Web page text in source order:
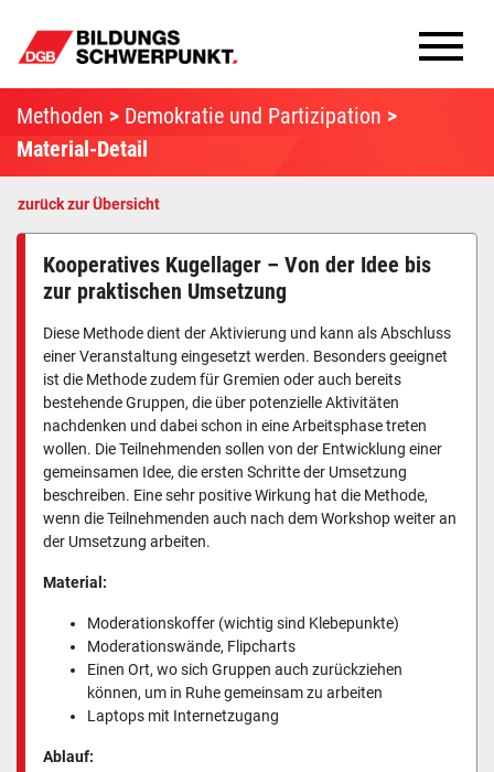
Bildungsschwerpunkte
Infomaterial
Methoden
Aktuelles
Methoden
Demokratie und Partizipation
Material-Detail
zurück zur Übersicht
Kooperatives Kugellager – Von der Idee bis
zur praktischen Umsetzung
Diese Methode dient der Aktivierung und kann als Abschluss
einer Veranstaltung eingesetzt werden. Besonders geeignet
ist die Methode zudem für Gremien oder auch bereits
bestehende Gruppen, die über potenzielle Aktivitäten
nachdenken und dabei schon in eine Arbeitsphase treten
wollen. Die Teilnehmenden sollen von der Entwicklung einer
gemeinsamen Idee, die ersten Schritte der Umsetzung
beschreiben. Eine sehr positive Wirkung hat die Methode,
wenn die Teilnehmenden auch nach dem Workshop weiter an
der Umsetzung arbeiten.
Material:
Moderationskoffer (wichtig sind Klebepunkte)
Moderationswände, Flipcharts
Einen Ort, wo sich Gruppen auch zurückziehen
können, um in Ruhe gemeinsam zu arbeiten
Laptops mit Internetzugang
Ablauf: